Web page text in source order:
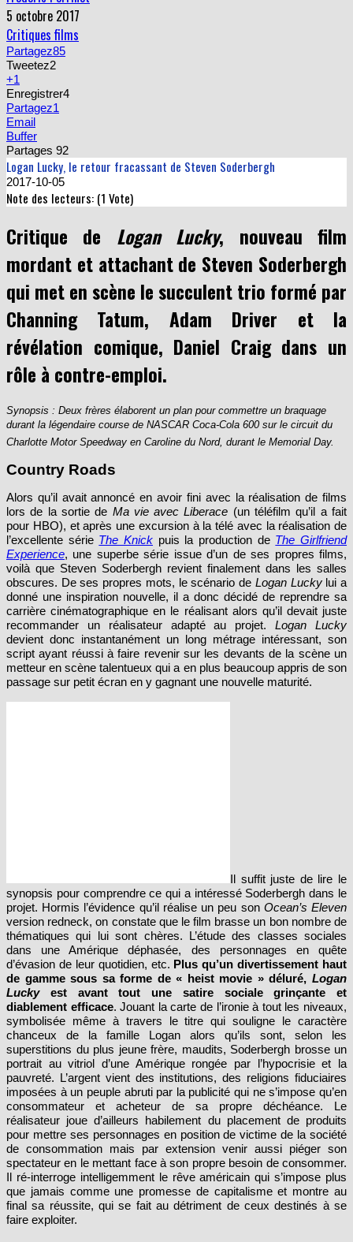
Critiques films
Partagez 85
Tweetez2
+1
Enregistrer
Partagez
Email
Buffer
Partages
Logan Lucky, le retour fracassant de Steven Soderbergh
2017-10-05
Note des lecteurs: (1Vote)
Critique deLogan Lucky, nouveau film
mordant et attachant de Steven Soderbergh
qui met en scène le succulent trio formé par
Channing Tatum, Adam Driver et la
révélation comique, Daniel Craig dans un
rôle à contre-emploi.
Synopsis : Deux frères élaborent un plan pour commettre un braquage
Charlotte Motor Speedway en Caroline du Nord, durant le Memorial Day.
Country Roads
Alors qu’il avait annoncé en avoir fini avec la réalisation de films
pour HBO), et après une excursion à la télé avec la réalisation de
l’excellente sérieThe Knick puis la production deThe Girlfriend
Experience, une superbe série issue d’un de ses propres films,
voilà que Steven Soderbergh revient finalement dans les salles
obscures. De ses propres mots, le scénario deLogan Luckylui a
donné une inspiration nouvelle, il a donc décidé de reprendre sa
carrière cinématographique en le réalisant alors qu’il devait juste
recommander un réalisateur adapté au projet. Logan Lucky
devient donc instantanément un long métrage intéressant, son
script ayant réussi à faire revenir sur les devants de la scène un
metteur en scène talentueux qui a en plus beaucoup appris de son
passage sur petit écran en y gagnant une nouvelle maturité.
projet. Hormis l’évidence qu’il réalise un peu sonOcean’s Eleven
version redneck, on constate que le film brasse un bon nombre de
thématiques qui lui sont chères. L’étude des classes sociales
dans une Amérique déphasée, des personnages en quête
d’évasion de leur quotidien, etc.Plus qu’un divertissement haut
de gamme sous sa forme de « heist movie » déluré,
Logan
Luckyest avant tout une satire sociale grinçante et
diablement efficace. Jouant la carte de l’ironie à tout les niveaux,
symbolisée même à travers le titre qui souligne le caractère
chanceux de la famille Logan alors qu’ils sont, selon les
superstitions du plus jeune frère, maudits, Soderbergh brosse un
portrait au vitriol d’une Amérique rongée par l’hypocrisie et la
pauvreté. L’argent vient des institutions, des religions fiduciaires
imposées à un peuple abruti par la publicité qui ne s’impose qu’en
consommateur et acheteur de sa propre déchéance. Le
réalisateur joue d’ailleurs habilement du placement de produits
pour mettre ses personnages en position de victime de la société
de consommation mais par extension venir aussi piéger son
spectateur en le mettant face à son propre besoin de consommer.
Il ré-interroge intelligemment le rêve américain qui s’impose plus
que jamais comme une promesse de capitalisme et montre au
final sa réussite, qui se fait au détriment de ceux destinés à se
faire exploiter.